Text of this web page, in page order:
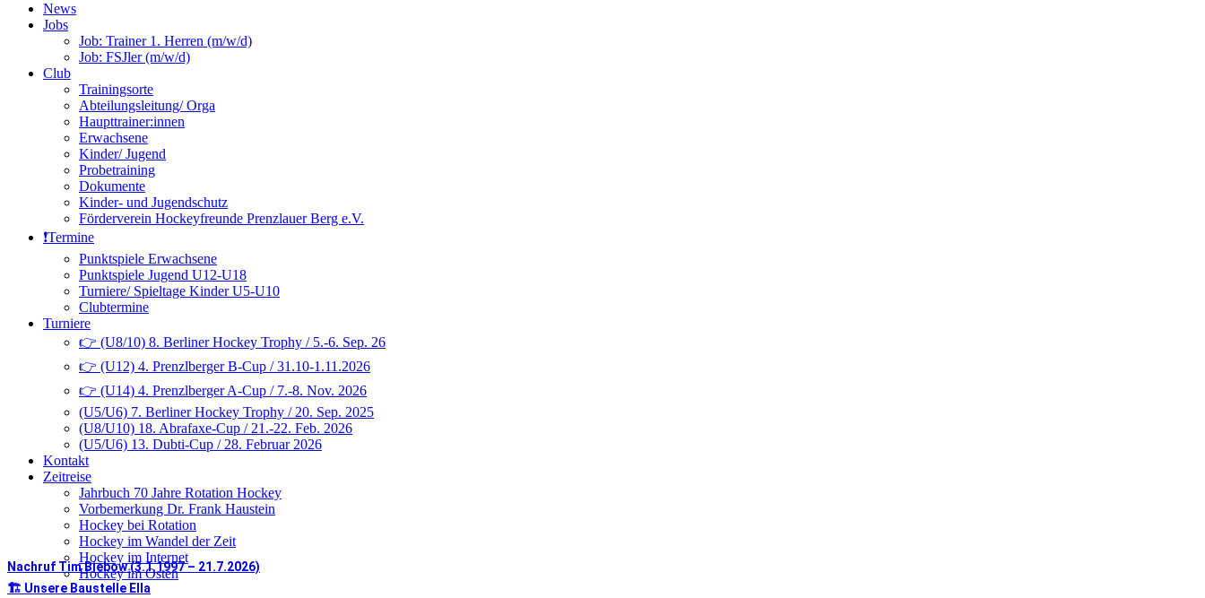
News
Jobs
Job: Trainer 1. Herren (m/w/d)
Job: FSJler (m/w/d)
Club
Trainingsorte
Abteilungsleitung/ Orga
Haupttrainer:innen
Erwachsene
Kinder/ Jugend
Probetraining
Dokumente
Kinder- und Jugendschutz
Förderverein Hockeyfreunde Prenzlauer Berg e.V.
❗️Termine
Punktspiele Erwachsene
Punktspiele Jugend U12-U18
Turniere/ Spieltage Kinder U5-U10
Clubtermine
Turniere
👉 (U8/10) 8. Berliner Hockey Trophy / 5.-6. Sep. 26
👉 (U12) 4. Prenzlberger B-Cup / 31.10-1.11.2026
👉 (U14) 4. Prenzlberger A-Cup / 7.-8. Nov. 2026
(U5/U6) 7. Berliner Hockey Trophy / 20. Sep. 2025
(U8/U10) 18. Abrafaxe-Cup / 21.-22. Feb. 2026
(U5/U6) 13. Dubti-Cup / 28. Februar 2026
Kontakt
Zeitreise
Jahrbuch 70 Jahre Rotation Hockey
Vorbemerkung Dr. Frank Haustein
Hockey bei Rotation
Hockey im Wandel der Zeit
Hockey im Internet
Hockey im Osten
Nachruf Tim Biebow (3.1.1997 – 21.7.2026)
🏗️ Unsere Baustelle Ella